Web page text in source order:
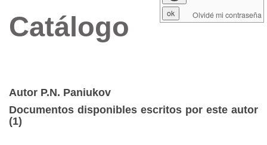
Catálogo
Autor P.N. Paniukov
Documentos disponibles escritos por este autor
(1)
Olvidé mi contraseña